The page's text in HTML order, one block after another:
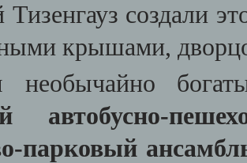
создали
крышами,
необычайно
автобусно-
парковый